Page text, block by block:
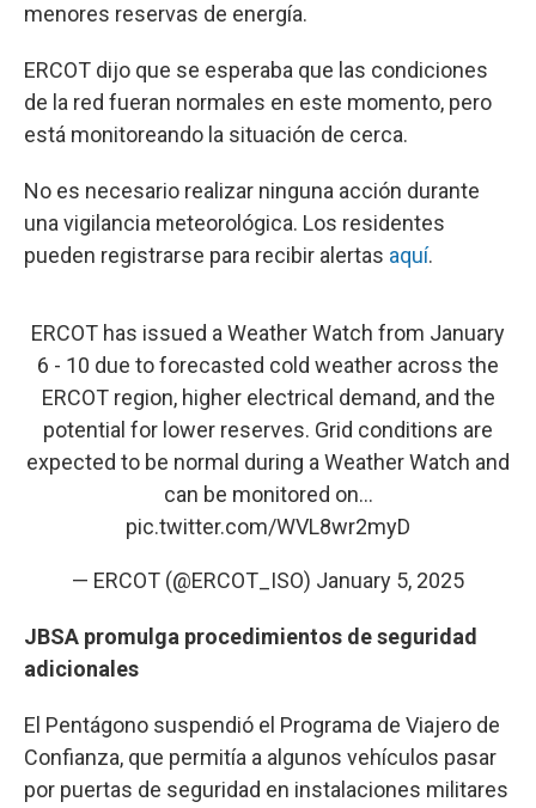
menores reservas de energía.
ERCOT dijo que se esperaba que las condiciones
de la red fueran normales en este momento, pero
está monitoreando la situación de cerca.
No es necesario realizar ninguna acción durante
una vigilancia meteorológica. Los residentes
pueden registrarse para recibir alertas aquí.
ERCOT has issued a Weather Watch from January
6 - 10 due to forecasted cold weather across the
ERCOT region, higher electrical demand, and the
potential for lower reserves. Grid conditions are
expected to be normal during a Weather Watch and
can be monitored on…
pic.twitter.com/WVL8wr2myD
— ERCOT (@ERCOT_ISO) January 5, 2025
JBSA promulga procedimientos de seguridad
adicionales
El Pentágono suspendió el Programa de Viajero de
Confianza, que permitía a algunos vehículos pasar
por puertas de seguridad en instalaciones militares